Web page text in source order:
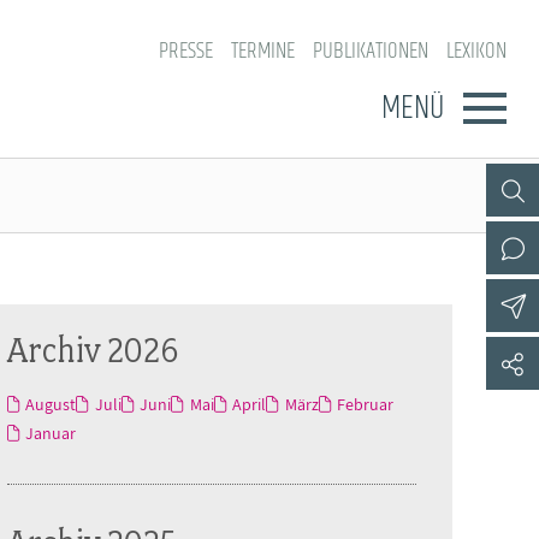
PRESSE TERMINE PUBLIKATIONEN LEXIKON
MENÜ
Archiv 2026
August Juli Juni Mai April März
Februar
Januar